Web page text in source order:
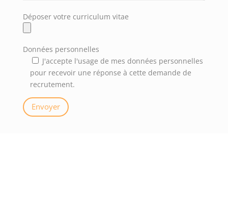
Déposer votre curriculum vitae
Données personnelles
J'accepte l'usage de mes données personnelles
pour recevoir une réponse à cette demande de
recrutement.